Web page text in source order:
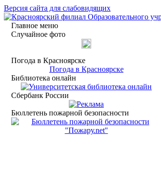
Версия сайта для слабовидящих
Главное меню
Случайное фото
Погода в Красноярске
Погода в Красноярске
Библиотека онлайн
Сбербанк России
Бюллетень пожарной безопасности